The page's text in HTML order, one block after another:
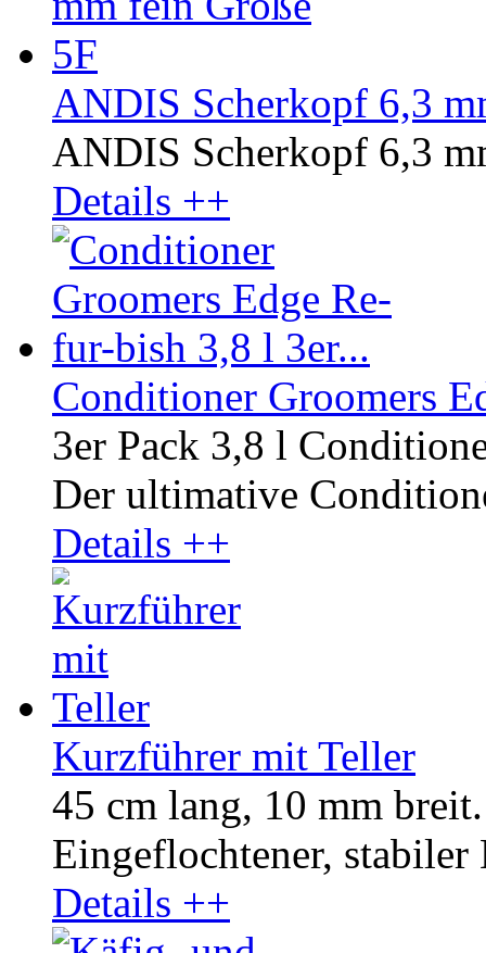
ANDIS Scherkopf 6,3
ANDIS Scherkopf 6,3
Details ++
Conditioner Groomers
3er Pack 3,8 l
Der ultimative
Details ++
Kurzführer mit Teller
45 cm lang, 10 mm
Eingeflochtener, stabiler
Details ++